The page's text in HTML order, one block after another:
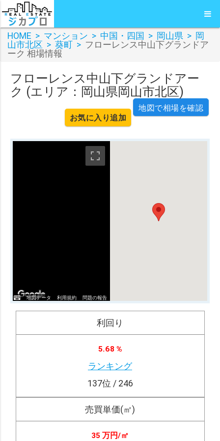
HOME > マンション > 中国・四国 > 岡山県 > 岡
山市北区 > 葵町 > フローレンス中山下グランドア
ーク 相場情報
フローレンス中山下グランドアー
ク (エリア：岡山県岡山市北区)
地図で相場を確認
お気に入り追加
地図データ 利用規約 問題の報告
利回り
5.68 %
ランキング
137位 / 246
売買単価(㎡)
35 万円/㎡